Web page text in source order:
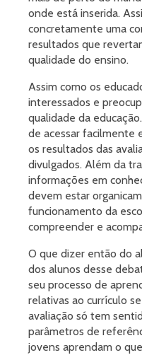
onde está inserida.
concretamente uma
resultados que
qualidade do ensino.
Assim como os
interessados e
qualidade da
de acessar facilmente
os resultados das
divulgados. Além da
informações em
devem estar
funcionamento da
compreender e
O que dizer então do
dos alunos desse
seu processo de
relativas ao currículo
avaliação só tem
parâmetros de
jovens aprendam o